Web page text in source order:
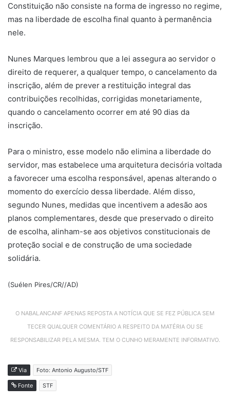
Constituição não consiste na forma de ingresso no regime,
mas na liberdade de escolha final quanto à permanência
nele.
Nunes Marques lembrou que a lei assegura ao servidor o
direito de requerer, a qualquer tempo, o cancelamento da
inscrição, além de prever a restituição integral das
contribuições recolhidas, corrigidas monetariamente,
quando o cancelamento ocorrer em até 90 dias da
inscrição.
Para o ministro, esse modelo não elimina a liberdade do
servidor, mas estabelece uma arquitetura decisória voltada
a favorecer uma escolha responsável, apenas alterando o
momento do exercício dessa liberdade. Além disso,
segundo Nunes, medidas que incentivem a adesão aos
planos complementares, desde que preservado o direito
de escolha, alinham-se aos objetivos constitucionais de
proteção social e de construção de uma sociedade
solidária.
(Suélen Pires/CR//AD)
O NABALANCANF APENAS REPOSTA A NOTÍCIA QUE SE FEZ PÚBLICA SEM
TECER QUALQUER COMENTÁRIO A RESPEITO DA MATÉRIA OU SE
RESPONSABILIZAR PELA MESMA. TEM O CUNHO MERAMENTE INFORMATIVO.
Via Foto: Antonio Augusto/STF
Fonte STF